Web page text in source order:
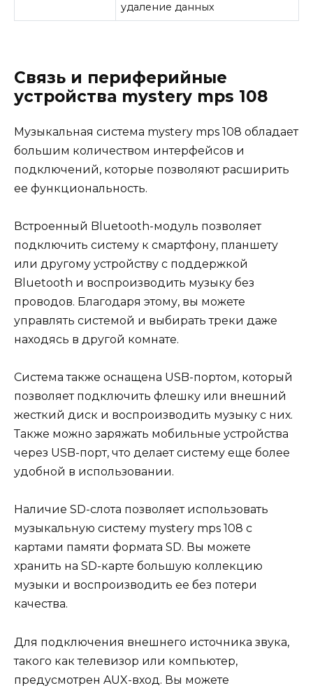
удаление данных
Связь и периферийные
устройства mystery mps 108
Музыкальная система mystery mps 108 обладает
большим количеством интерфейсов и
подключений, которые позволяют расширить
ее функциональность.
Встроенный Bluetooth-модуль позволяет
подключить систему к смартфону, планшету
или другому устройству с поддержкой
Bluetooth и воспроизводить музыку без
проводов. Благодаря этому, вы можете
управлять системой и выбирать треки даже
находясь в другой комнате.
Система также оснащена USB-портом, который
позволяет подключить флешку или внешний
жесткий диск и воспроизводить музыку с них.
Также можно заряжать мобильные устройства
через USB-порт, что делает систему еще более
удобной в использовании.
Наличие SD-слота позволяет использовать
музыкальную систему mystery mps 108 с
картами памяти формата SD. Вы можете
хранить на SD-карте большую коллекцию
музыки и воспроизводить ее без потери
качества.
Для подключения внешнего источника звука,
такого как телевизор или компьютер,
предусмотрен AUX-вход. Вы можете